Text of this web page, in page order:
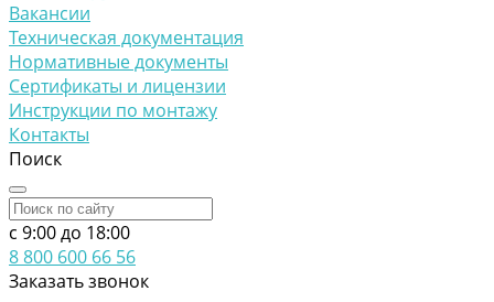
Вакансии
Техническая документация
Нормативные документы
Сертификаты и лицензии
Инструкции по монтажу
Контакты
Поиск
c 9:00 до 18:00
8 800 600 66 56
Заказать звонок